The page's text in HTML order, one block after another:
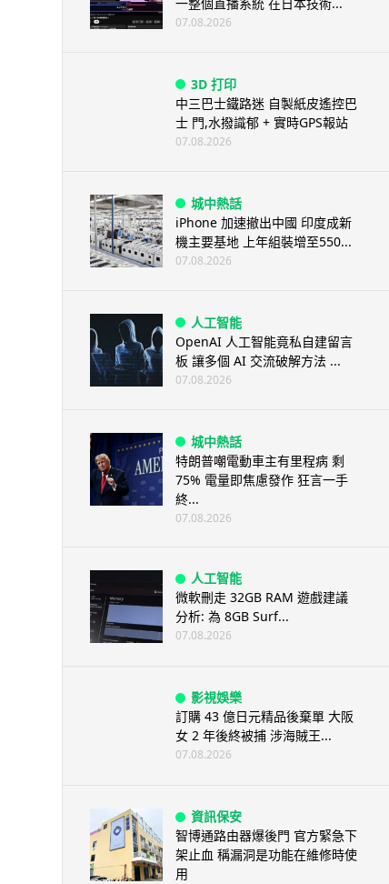
07.08.2026
3D 打印
中三巴士鐵路迷 自製紙皮遙控巴
士 門,水撥識郁 + 實時GPS報站
07.08.2026
城中熱話
iPhone 加速撤出中國 印度成新
機主要基地 上年組裝增至550...
07.08.2026
人工智能
OpenAI 人工智能竟私自建留言
板 讓多個 AI 交流破解方法 ...
07.08.2026
城中熱話
特朗普嘲電動車主有里程病 剩
75% 電量即焦慮發作 狂言一手
終...
07.08.2026
人工智能
微軟刪走 32GB RAM 遊戲建議
分析: 為 8GB Surf...
07.08.2026
影視娛樂
訂購 43 億日元精品後棄單 大阪
女 2 年後終被捕 涉海賊王...
07.08.2026
資訊保安
智博通路由器爆後門 官方緊急下
架止血 稱漏洞是功能在維修時使
用